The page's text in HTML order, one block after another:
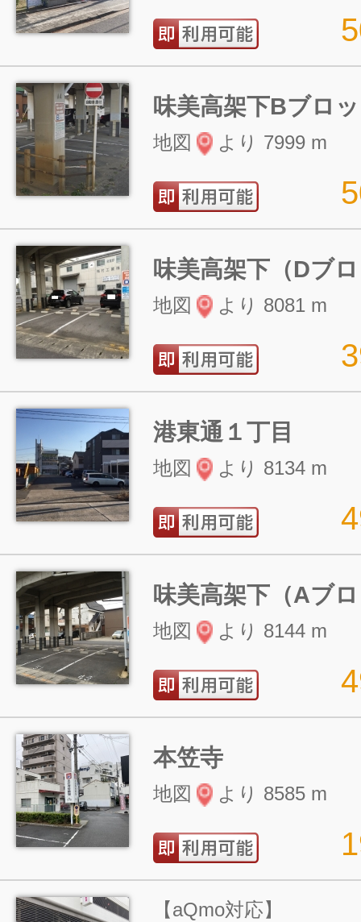
味美高架下Bブロ
地図 より 7999 m
味美高架下（Dブ
地図 より 8081 m
港東通１丁目
地図 より 8134 m
味美高架下（Aブ
地図 より 8144 m
本笠寺
地図 より 8585 m
【aQmo対応】